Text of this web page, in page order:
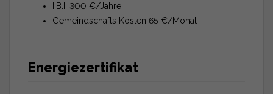
I.B.I. 300 €/Jahre
Gemeindschafts Kosten 65 €/Monat
Energiezertifikat